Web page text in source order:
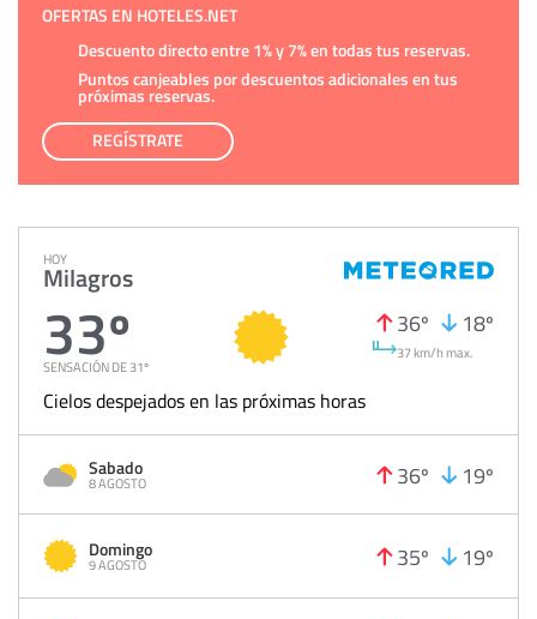
OFERTAS EN HOTELES.NET
Descuento directo entre 1% y 7% en todas tus reservas.
Puntos canjeables por descuentos adicionales en tus
próximas reservas.
REGÍSTRATE
HOY
Milagros
33º
SENSACIÓN DE 31º
36º 18º
37 km/h max.
Cielos despejados en las próximas horas
Sabado
8 AGOSTO 36º 19º
Domingo
9 AGOSTO 35º 19º